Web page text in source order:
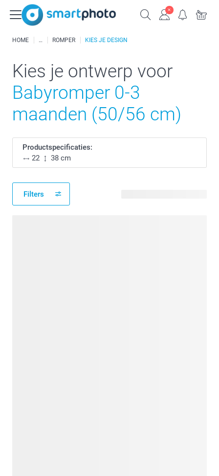
HOME ROMPER KIES JE DESIGN
Kies je ontwerp voor
Babyromper 0-3
maanden (50/56 cm)
Productspecificaties:
22
38 cm
Filters